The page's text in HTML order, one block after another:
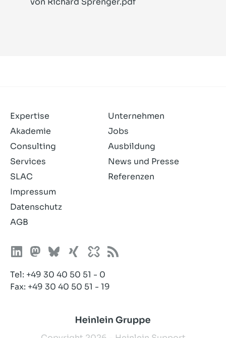
Expertise
Akademie
Consulting
Services
SLAC
Unternehmen
Jobs
Ausbildung
News und Presse
Referenzen
Impressum
Datenschutz
AGB
Tel: +49 30 40 50 51 - 0
Fax: +49 30 40 50 51 - 19